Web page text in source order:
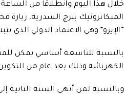
خلال هذا اليوم وانطلاقا من
الميكاترونيك ببرج السدرية،
“الإيزو” وهي الاعتماد الدولي
بالنسبة للتاسعة أساسي يمكن
الكهربائية وذلك بعد عام من
وبالنسبة لمن أنهى السنة الثانية